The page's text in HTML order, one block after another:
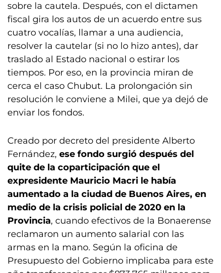
sobre la cautela. Después, con el dictamen
fiscal gira los autos de un acuerdo entre sus
cuatro vocalías, llamar a una audiencia,
resolver la cautelar (si no lo hizo antes), dar
traslado al Estado nacional o estirar los
tiempos. Por eso, en la provincia miran de
cerca el caso Chubut. La prolongación sin
resolución le conviene a Milei, que ya dejó de
enviar los fondos.
Creado por decreto del presidente Alberto
Fernández, ese fondo surgió después del
quite de la coparticipación que el
expresidente Mauricio Macri le había
aumentado a la ciudad de Buenos Aires, en
medio de la crisis policial de 2020 en la
Provincia, cuando efectivos de la Bonaerense
reclamaron un aumento salarial con las
armas en la mano. Según la oficina de
Presupuesto del Gobierno implicaba para este